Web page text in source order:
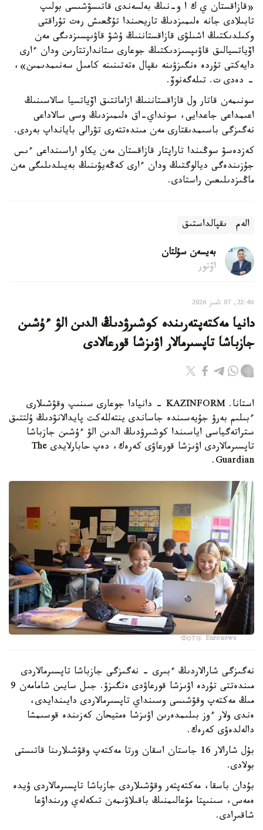
«قازاقستان ي ك ا و-نىڭ بەلسەندى قاتىسۋشىسى بولىپ
تابىلادى جانە ەلىمىزدىڭ تاريحىندا تۇڭعىش رەت تۇراقتى
وكىلدىكتىڭ اشىلۋى قازاقستاننىڭ ۇشۋ قاۋىپسىزدىگى مەن
اۆياتسيالىق قاۋىپسىزدىكتىڭ جوعارى ستاندارتتارىن ودان ءارى
دايەكتى تۇردە ەنگىزۋىنە ىقپال ەتەتىنىنە كامىل سەنىمدىمىن»،
- دەدى ت. تىلەگەنوۆ.
سونىمەن قاتار ول قازاقستاننىڭ ازاماتتىق اۆياتسيا سالاسىنىڭ
اعىمداعى جاعدايى، سونداي-اق ەلىمىزدىڭ وسى سالاداعى
نەگىزگى باسىمدىقتارى مەن مىندەتتەرى تۋرالى بايانداپ بەردى.
كەزدەسۋ سوڭىندا تاراپتار قازاقستان مەن يكاو اراسىنداعى ءىس
جۇزىندەگى ديالوگتىڭ ودان ءارى كەڭەيۋىنىڭ بەيىلدىلىگى مەن
ماڭىزدىلىعىن راستادى.
الەم ىقپالداستىق
بەيسەن سۇلتان
اۆتور
22:46, 07 تامىز 2026
دانيا مەكتەپتەرىندە كوشىرۋدىڭ الدىن الۋ ءۇشىن
جازباشا تاپسىرمالار اۋىزشا قورعالادى
استانا. KAZINFORM - دانيادا جوعارى سىنىپ وقۋشىلارى
ءبىلىم بەرۋ جۇيەسىندە جاساندى ينتەللەكت پايدالانۋدىڭ ۇلتتىق
ستراتەگياسى اياسىندا كوشىرۋدىڭ الدىن الۋ ءۇشىن جازباشا
تاپسىرمالاردى اۋىزشا قورعاۋى كەرەك، دەپ حابارلايدى The
Guardian.
Фото: Euronews
نەگىزگى شارالاردىڭ ءبىرى - نەگىزگى جازباشا تاپسىرمالاردى
مىندەتتى تۇردە اۋىزشا قورعاۋدى ەنگىزۋ. جىل سايىن شامامەن 9
مىڭ مەكتەپ وقۋشىسى وسىنداي تاپسىرمالاردى دايىندايدى،
ەندى ولار ءوز بىلىمدەرىن اۋىزشا ەمتيحان كەزىندە قوسىمشا
دالەلدەۋى كەرەك.
بۇل شارالار 16 جاستان اسقان ورتا مەكتەپ وقۋشىلارىنا قاتىستى
بولادى.
بۇدان باسقا، مەكتەپتەر وقۋشىلاردى جازباشا تاپسىرمالاردى ۇيدە
ەمەس، سىنىپتا مۇعالىمنىڭ باقىلاۋىمەن تىكەلەي ورىنداۋعا
شاقىرادى.